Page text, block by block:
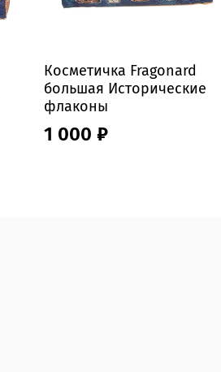
Косметичка Fragonard
большая Исторические
флаконы
1 000 ₽